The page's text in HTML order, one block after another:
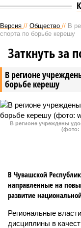
Версия // Общество // В
спорта по борьбе керешу
В регионе
борьбе керешу
Заткнуть за
В регионе учреждены
(фото:
В Чувашской
направленные на
развитие
Региональные
дисциплины в